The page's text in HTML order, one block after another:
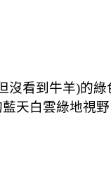
沒看到牛羊)的
天白雲綠地視